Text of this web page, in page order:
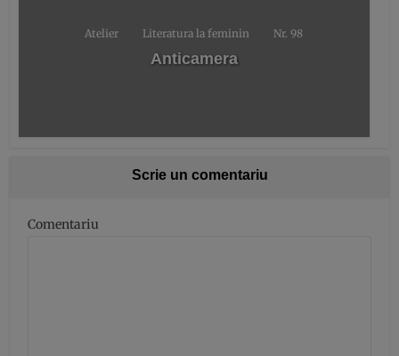
Atelier Literatura la feminin Nr. 98
Anticamera
Scrie un comentariu
Comentariu